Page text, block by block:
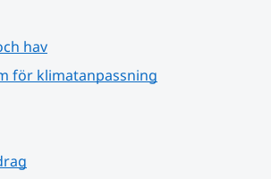
hav
för klimatanpassning